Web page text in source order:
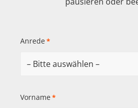
Anrede *
Vorname *